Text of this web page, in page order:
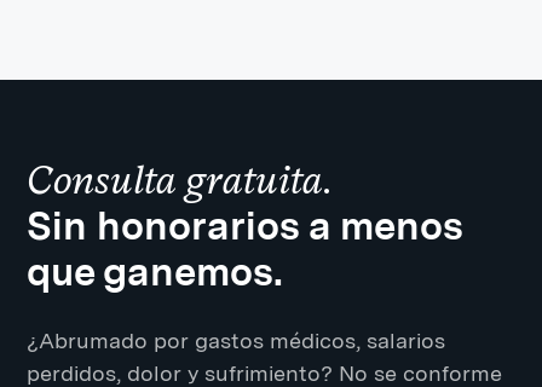
Consulta gratuita.
Sin honorarios a menos
que ganemos.
¿Abrumado por gastos médicos, salarios
perdidos, dolor y sufrimiento? No se conforme